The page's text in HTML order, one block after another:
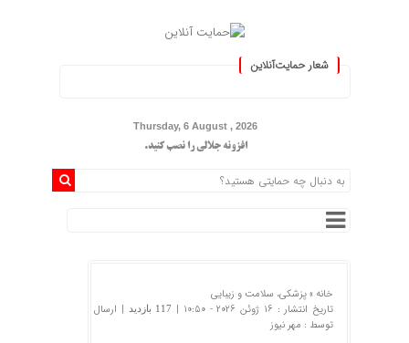
شعار حمایت‌آنلاین
Thursday, 6 August , 2026
افزونه جلالی را نصب کنید.
خانه »پزشکی، سلامت و زیبایی
تاریخ انتشار : 16 ژوئن 2026 - 10:50 |
117 بازدید
| ارسال
توسط : مهر نیوز